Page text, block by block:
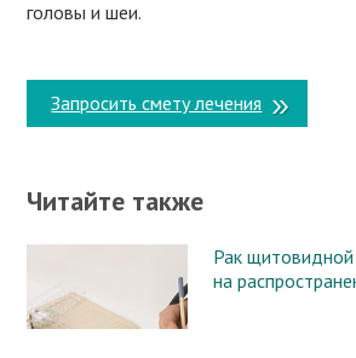
головы и шеи.
Запросить смету лечения
Читайте также
Рак
на